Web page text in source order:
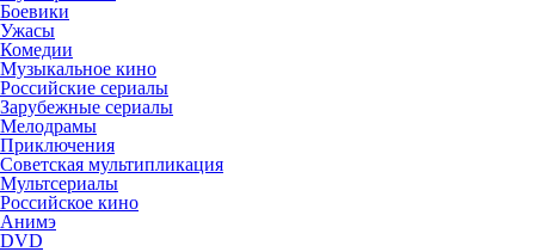
Боевики
Ужасы
Комедии
Музыкальное кино
Российские сериалы
Зарубежные сериалы
Мелодрамы
Приключения
Советская мультипликация
Мультсериалы
Российское кино
Анимэ
DVD